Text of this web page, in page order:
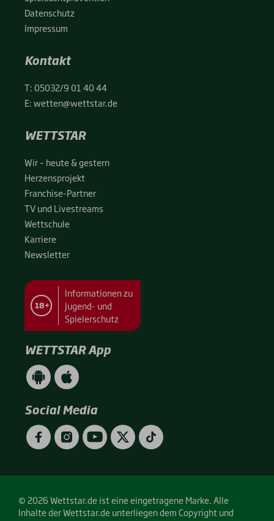
Daten­schutz
Impres­sum
Kontakt
T:05032/9 01 40 44
E:wetten@wettstar.de
WETTSTAR
Wir – heu­te & ges­tern
Her­zens­pro­jekt
Fran­chise-Par­t­­ner
TV und Live­streams
Wett­schu­le
Kar­rie­re
News­let­ter
18+
Informationen zu
Jugend- und
Spielerschutz
WETTSTAR App
WETTSTAR
App
(Android
/
Google
Play)
WETTSTAR
App
(Apple
/
App
Store)
Social Media
FacebookInstagramYouTubeTwitterTikTok
© 2026 Wettstar.de ist eine eingetragene Marke. Alle
Inhalte der Wettstar.de unterliegen dem Copyright und